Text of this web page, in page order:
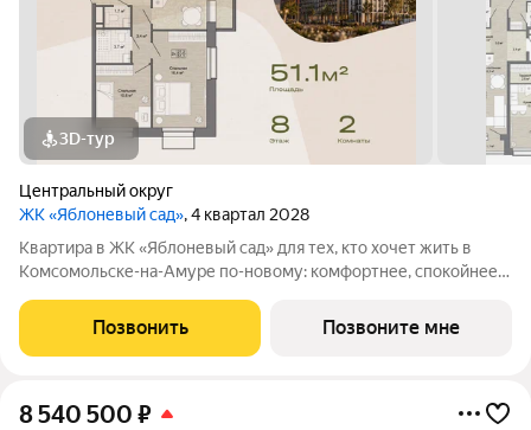
3D-тур
Центральный округ
ЖК «Яблоневый сад», 4 квартал 2028
Квартира в ЖК «Яблоневый сад» для тех, кто хочет жить в
Комсомольске-на-Амуре по-новому: комфортнее, спокойнее и
жителей, которые ценят родной город, привычные маршруты,
близость семьи и друзей, но
Позвонить Позвоните мне
8 540 500 ₽